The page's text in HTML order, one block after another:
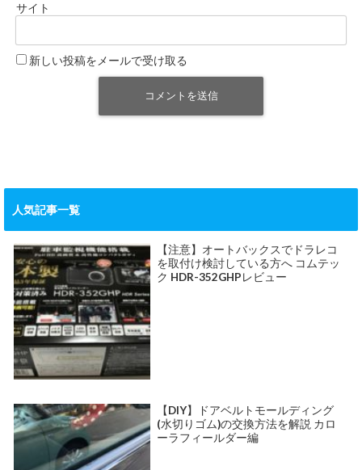
サイト
新しい投稿をメールで受け取る
人気記事一覧
【注意】オートバックスでドラレコ
を取付け検討している方へ コムテッ
ク HDR-352GHPレビュー
【DIY】ドアベルトモールディング
(水切りゴム)の交換方法を解説 カロ
ーラフィールダー編